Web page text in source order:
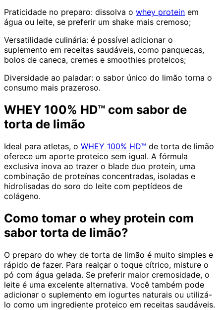
Praticidade no preparo: dissolva o whey protein em
água ou leite, se preferir um shake mais cremoso;
Versatilidade culinária: é possível adicionar o
suplemento em receitas saudáveis, como panquecas,
bolos de caneca, cremes e smoothies proteicos;
Diversidade ao paladar: o sabor único do limão torna o
consumo mais prazeroso.
WHEY 100% HD™ com sabor de
torta de limão
Ideal para atletas, o WHEY 100% HD™ de torta de limão
oferece um aporte proteico sem igual. A fórmula
exclusiva inova ao trazer o blade duo protein, uma
combinação de proteínas concentradas, isoladas e
hidrolisadas do soro do leite com peptídeos de
colágeno.
Como tomar o whey protein com
sabor torta de limão?
O preparo do whey de torta de limão é muito simples e
rápido de fazer. Para realçar o toque cítrico, misture o
pó com água gelada. Se preferir maior cremosidade, o
leite é uma excelente alternativa. Você também pode
adicionar o suplemento em iogurtes naturais ou utilizá-
lo como um ingrediente proteico em receitas saudáveis.